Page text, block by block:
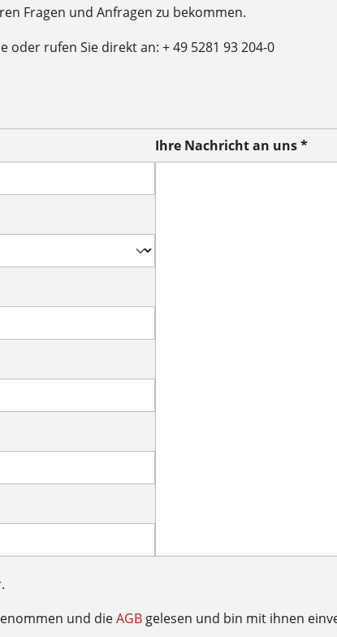
Fragen und Anfragen zu bekommen.
oder rufen Sie direkt an: + 49 5281 93 204-0
Ihre Nachricht an uns *
und dieAGB gelesen und bin mit ihnen